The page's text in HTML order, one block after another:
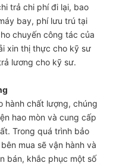
trả chi phí đi lại, bao
bay, phí lưu trú tại
chuyến công tác của
xin thị thực cho kỹ sư
lương cho kỹ sư.
hành chất lượng, chúng
hao mòn và cung cấp
Trong quá trình bảo
mua sẽ vận hành và
bán, khắc phục một số